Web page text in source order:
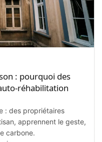
: pourquoi des
: des propriétaires
apprennent le geste,
carbone.